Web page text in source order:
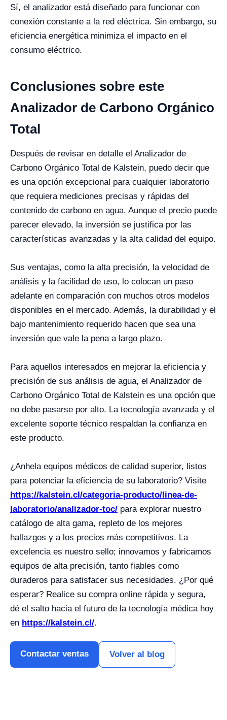
Sí, el analizador está diseñado para funcionar con
conexión constante a la red eléctrica. Sin embargo, su
eficiencia energética minimiza el impacto en el
consumo eléctrico.
Conclusiones sobre este
Analizador de Carbono Orgánico
Total
Después de revisar en detalle el Analizador de
Carbono Orgánico Total de Kalstein, puedo decir que
es una opción excepcional para cualquier laboratorio
que requiera mediciones precisas y rápidas del
contenido de carbono en agua. Aunque el precio puede
parecer elevado, la inversión se justifica por las
características avanzadas y la alta calidad del equipo.
Sus ventajas, como la alta precisión, la velocidad de
análisis y la facilidad de uso, lo colocan un paso
adelante en comparación con muchos otros modelos
disponibles en el mercado. Además, la durabilidad y el
bajo mantenimiento requerido hacen que sea una
inversión que vale la pena a largo plazo.
Para aquellos interesados en mejorar la eficiencia y
precisión de sus análisis de agua, el Analizador de
Carbono Orgánico Total de Kalstein es una opción que
no debe pasarse por alto. La tecnología avanzada y el
excelente soporte técnico respaldan la confianza en
este producto.
¿Anhela equipos médicos de calidad superior, listos
para potenciar la eficiencia de su laboratorio? Visite
https://kalstein.cl/categoria-producto/linea-de-
laboratorio/analizador-toc/ para explorar nuestro
catálogo de alta gama, repleto de los mejores
hallazgos y a los precios más competitivos. La
excelencia es nuestro sello; innovamos y fabricamos
equipos de alta precisión, tanto fiables como
duraderos para satisfacer sus necesidades. ¿Por qué
esperar? Realice su compra online rápida y segura,
dé el salto hacia el futuro de la tecnología médica hoy
en https://kalstein.cl/.
Contactar ventas Volver al blog